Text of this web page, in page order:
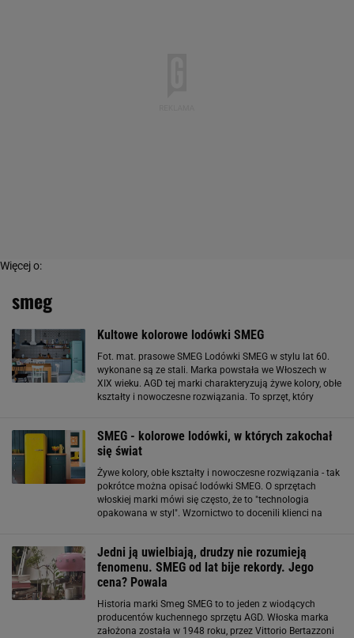
Więcej o:
smeg
Kultowe kolorowe lodówki SMEG
Fot. mat. prasowe SMEG Lodówki SMEG w stylu lat 60.
wykonane są ze stali. Marka powstała we Włoszech w
XIX wieku. AGD tej marki charakteryzują żywe kolory, obłe
kształty i nowoczesne rozwiązania. To sprzęt, który
SMEG - kolorowe lodówki, w których zakochał
się świat
Żywe kolory, obłe kształty i nowoczesne rozwiązania - tak
pokrótce można opisać lodówki SMEG. O sprzętach
włoskiej marki mówi się często, że to "technologia
opakowana w styl". Wzornictwo to docenili klienci na
Jedni ją uwielbiają, drudzy nie rozumieją
fenomenu. SMEG od lat bije rekordy. Jego
cena? Powala
Historia marki Smeg SMEG to to jeden z wiodących
producentów kuchennego sprzętu AGD. Włoska marka
założona została w 1948 roku, przez Vittorio Bertazzoni